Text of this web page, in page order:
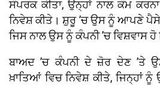
ਸੰਪਰਕ ਕੀਤਾ, ਉਨ੍ਹਾਂ ਨਾਲ ਕੰਮ
ਨਿਵੇਸ਼ ਕੀਤੇ। ਸ਼ੁਰੂ ’ਚ ਉਸ ਨੂੰ ਆਪਣੇ
ਜਿਸ ਨਾਲ ਉਸ ਨੂੰ ਕੰਪਨੀ ’ਚ ਵਿਸ਼ਵਾਸ
ਬਾਅਦ ’ਚ ਕੰਪਨੀ ਦੇ ਜ਼ੋਰ ਦੇਣ ’ਤੇ
ਖ਼ਾਤਿਆਂ ਵਿਚ ਨਿਵੇਸ਼ ਕੀਤੇ, ਜਿਨ੍ਹਾਂ